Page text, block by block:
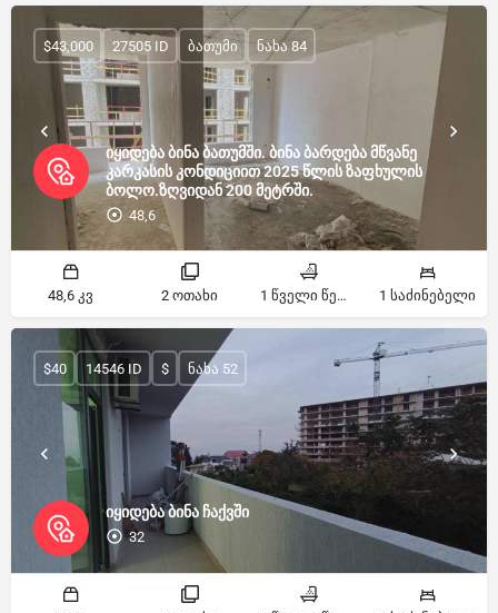
იყიდება ბინა ბათუმში. ბინა ბარდება მწვანე
კარკასის კონდიციით 2025 წლის ზაფხულის
ბოლო.ზღვიდან 200 მეტრში.
48,6
$43,000 27505 ID ბათუმი ნახა 84
48,6 კვ 2 ოთახი 1 წველი წერტილი 1 საძინებელი
იყიდება ბინა ჩაქვში
32
$40 14546 ID $ ნახა 52